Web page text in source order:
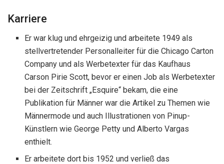
Karriere
Er war klug und ehrgeizig und arbeitete 1949 als
stellvertretender Personalleiter für die Chicago Carton
Company und als Werbetexter für das Kaufhaus
Carson Pirie Scott, bevor er einen Job als Werbetexter
bei der Zeitschrift „Esquire“ bekam, die eine
Publikation für Männer war die Artikel zu Themen wie
Männermode und auch Illustrationen von Pinup-
Künstlern wie George Petty und Alberto Vargas
enthielt.
Er arbeitete dort bis 1952 und verließ das